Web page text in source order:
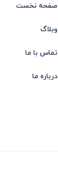
صفحه نخست
وبلاگ
تماس با ما
درباره ما